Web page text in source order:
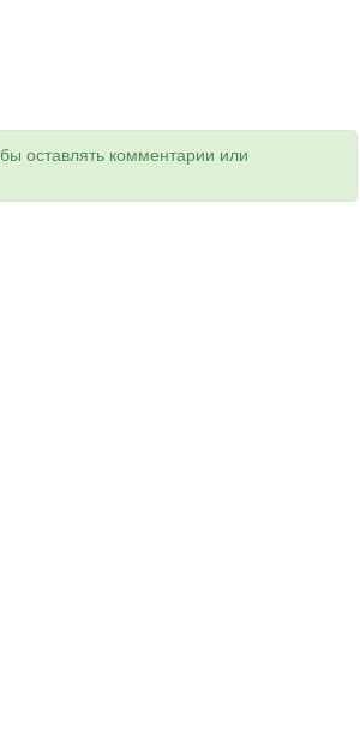
оставлять комментарии или